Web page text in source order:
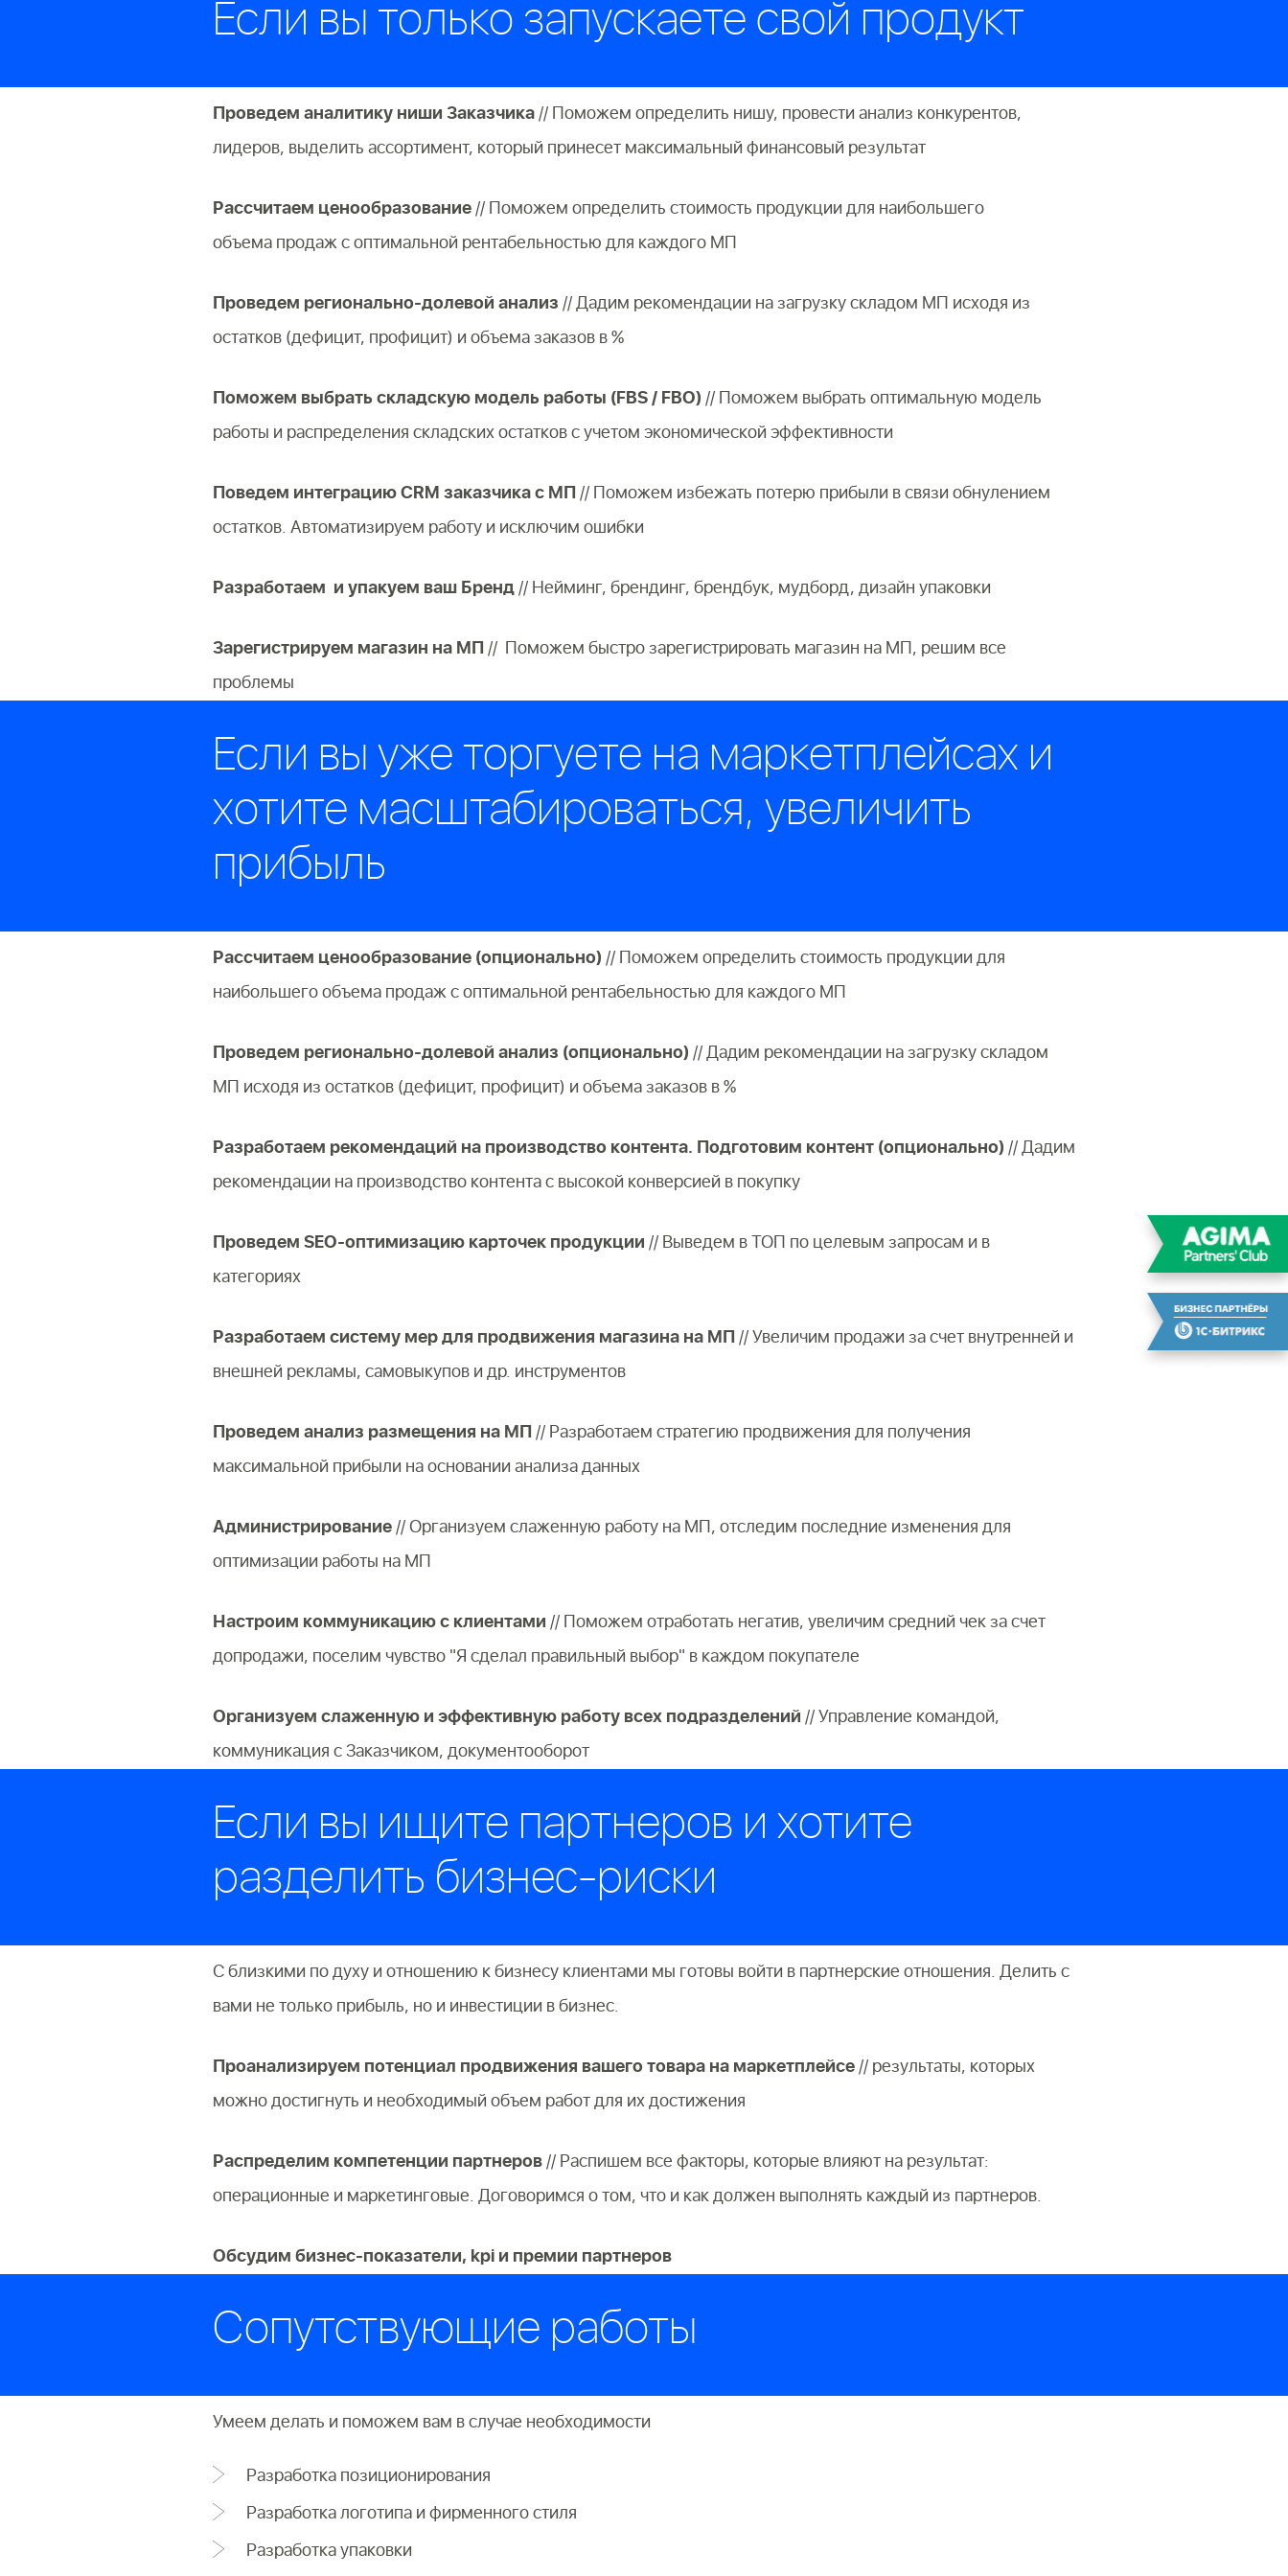
Если вы только запускаете свой продукт
Проведем аналитику ниши Заказчика// Поможем определить нишу, провести анализ конкурентов,
лидеров, выделить ассортимент, который принесет максимальный финансовый результат
Рассчитаем ценообразование// Поможем определить стоимость продукции для наибольшего
объема продаж с оптимальной рентабельностью для каждого МП
Проведем регионально-долевой анализ// Дадим рекомендации на загрузку складом МП исходя из
остатков (дефицит, профицит) и объема заказов в %
Поможем выбрать складскую модель работы (FBS / FBO)// Поможем выбрать оптимальную модель
работы и распределения складских остатков с учетом экономической эффективности
Поведем интеграцию CRM заказчика с МП// Поможем избежать потерю прибыли в связи обнулением
остатков. Автоматизируем работу и исключим ошибки
Разработаем и упакуем ваш Бренд// Нейминг, брендинг, брендбук, мудборд, дизайн упаковки
Зарегистрируем магазин на МП// Поможем быстро зарегистрировать магазин на МП, решим все
проблемы
Если вы уже торгуете на маркетплейсах и
хотите масштабироваться, увеличить
прибыль
Рассчитаем ценообразование (опционально)// Поможем определить стоимость продукции для
наибольшего объема продаж с оптимальной рентабельностью для каждого МП
Проведем регионально-долевой анализ (опционально)// Дадим рекомендации на загрузку складом
МП исходя из остатков (дефицит, профицит) и объема заказов в %
Разработаем рекомендаций на производство контента. Подготовим контент (опционально)// Дадим
рекомендации на производство контента с высокой конверсией в покупку
Проведем SEO-оптимизацию карточек продукции// Выведем в ТОП по целевым запросам и в
категориях
Разработаем систему мер для продвижения магазина на МП// Увеличим продажи за счет внутренней и
внешней рекламы, самовыкупов и др. инструментов
Проведем анализ размещения на МП// Разработаем стратегию продвижения для получения
максимальной прибыли на основании анализа данных
Администрирование// Организуем слаженную работу на МП, отследим последние изменения для
оптимизации работы на МП
Настроим коммуникацию с клиентами// Поможем отработать негатив, увеличим средний чек за счет
допродажи, поселим чувство "Я сделал правильный выбор" в каждом покупателе
Организуем слаженную и эффективную работу всех подразделений// Управление командой,
коммуникация с Заказчиком, документооборот
Если вы ищите партнеров и хотите
разделить бизнес-риски
С близкими по духу и отношению к бизнесу клиентами мы готовы войти в партнерские отношения. Делить с
вами не только прибыль, но и инвестиции в бизнес.
Проанализируем потенциал продвижения вашего товара на маркетплейсе// результаты, которых
можно достигнуть и необходимый объем работ для их достижения
Распределим компетенции партнеров// Распишем все факторы, которые влияют на результат:
операционные и маркетинговые. Договоримся о том, что и как должен выполнять каждый из партнеров.
Обсудим бизнес-показатели, kpi и премии партнеров
Сопутствующие работы
Умеем делать и поможем вам в случае необходимости
Разработка позиционирования
Разработка логотипа и фирменного стиля
Разработка упаковки